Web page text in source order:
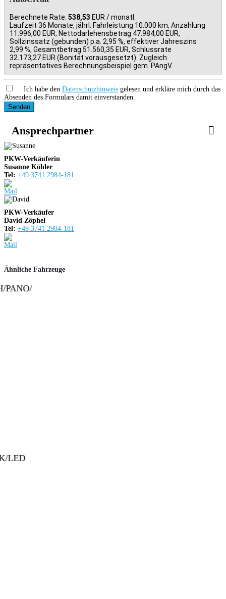
Berechnete Rate: 538,53 EUR / monatl.
Laufzeit 36 Monate, jährl. Fahrleistung 10.000 km, Anzahlung
11.996,00 EUR, Nettodarlehensbetrag 47.984,00 EUR,
Sollzinssatz (gebunden) p.a. 2,95 %, effektiver Jahreszins
2,99 %, Gesamtbetrag 51.560,35 EUR, Schlussrate
32.173,27 EUR (Bonität vorausgesetzt). Zugleich
repräsentatives Berechnungsbeispiel gem. PAngV.
Ich habe den Datenschutzhinweis gelesen und erkläre mich durch das
Absenden des Formulars damit einverstanden.
Senden
Ansprechpartner
PKW-Verkäuferin
Susanne Köhler
Tel: +49 3741 2984-181
PKW-Verkäufer
David Zöphel
Tel: +49 3741 2984-181
Ähnliche Fahrzeuge